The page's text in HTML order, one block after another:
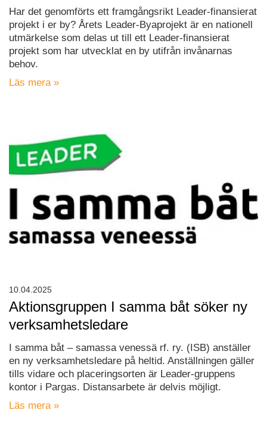
Har det genomförts ett framgångsrikt Leader-finansierat
projekt i er by? Årets Leader-Byaprojekt är en nationell
utmärkelse som delas ut till ett Leader-finansierat
projekt som har utvecklat en by utifrån invånarnas
behov.
Läs mera »
Aktionsgruppen I samma båt söker ny
verksamhetsledare
I samma båt – samassa venessä rf. ry. (ISB) anställer
en ny verksamhetsledare på heltid. Anställningen gäller
tills vidare och placeringsorten är Leader-gruppens
kontor i Pargas. Distansarbete är delvis möjligt.
Läs mera »
10.04.2025